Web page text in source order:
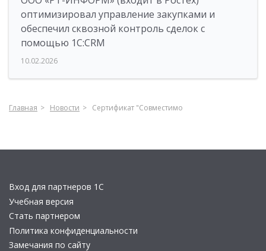
оптимизировал управление закупками и
обеспечил сквозной контроль сделок с
помощью 1С:CRM
10.02.2026
Главная Новости Сертификат "Совместимо
Вход для партнеров 1С
Учебная версия
Стать партнером
Политика конфиденциальности
Замечания по сайту